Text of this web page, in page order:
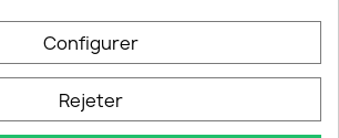
Configurer
Rejeter